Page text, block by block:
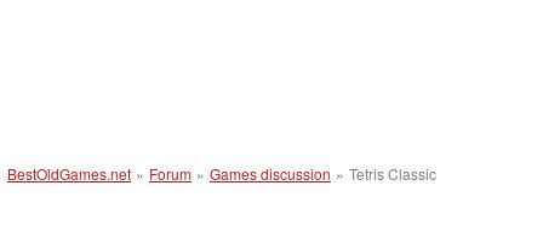
BestOldGames.net » Forum » Games discussion » Tetris Classic